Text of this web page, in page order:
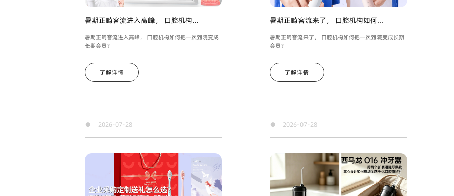
暑期正畸客流进入高峰， 口腔机构...
暑期正畸客流进入高峰， 口腔机构如何把一次到院变成
长期会员？
了解详情
暑期正畸客流来了， 口腔机构如何...
暑期正畸客流来了， 口腔机构如何把一次到院变成长期
会员？
了解详情
● 2026-07-28 ● 2026-07-28